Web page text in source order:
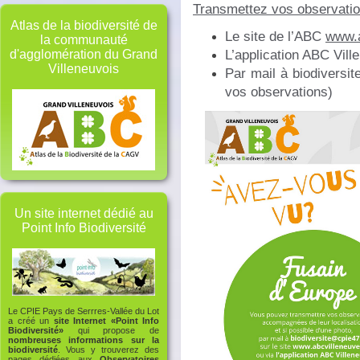
Atlas de la biodiversité de
la communauté
d'agglomération du Grand
Villeneuvois
Un site internet dédié au
Point Info Biodiversité
Le CPIE Pays de Serrres-Vallée du Lot
a créé un site Internet «Point Info
Biodiversité» qui propose de
nombreuses informations sur la
biodiversité . Vous y trouverez des
Transmettez vos
Le site de l’ABC
L’application ABC
Par mail à
vos observations)